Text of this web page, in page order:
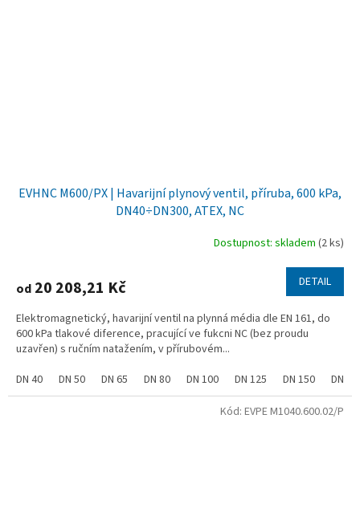
EVHNC M600/PX | Havarijní plynový ventil, příruba, 600 kPa,
DN40÷DN300, ATEX, NC
Dostupnost: skladem (2 ks)
od 20 208,21 Kč DETAIL
Elektromagnetický, havarijní ventil na plynná média dle EN 161, do
600 kPa tlakové diference, pracující ve fukcni NC (bez proudu
uzavřen) s ručním natažením, v přírubovém...
DN 40
DN 50 DN 65 DN 80 DN 100 DN 125 DN 150 DN
Kód: EVPE M1040.600.02/P